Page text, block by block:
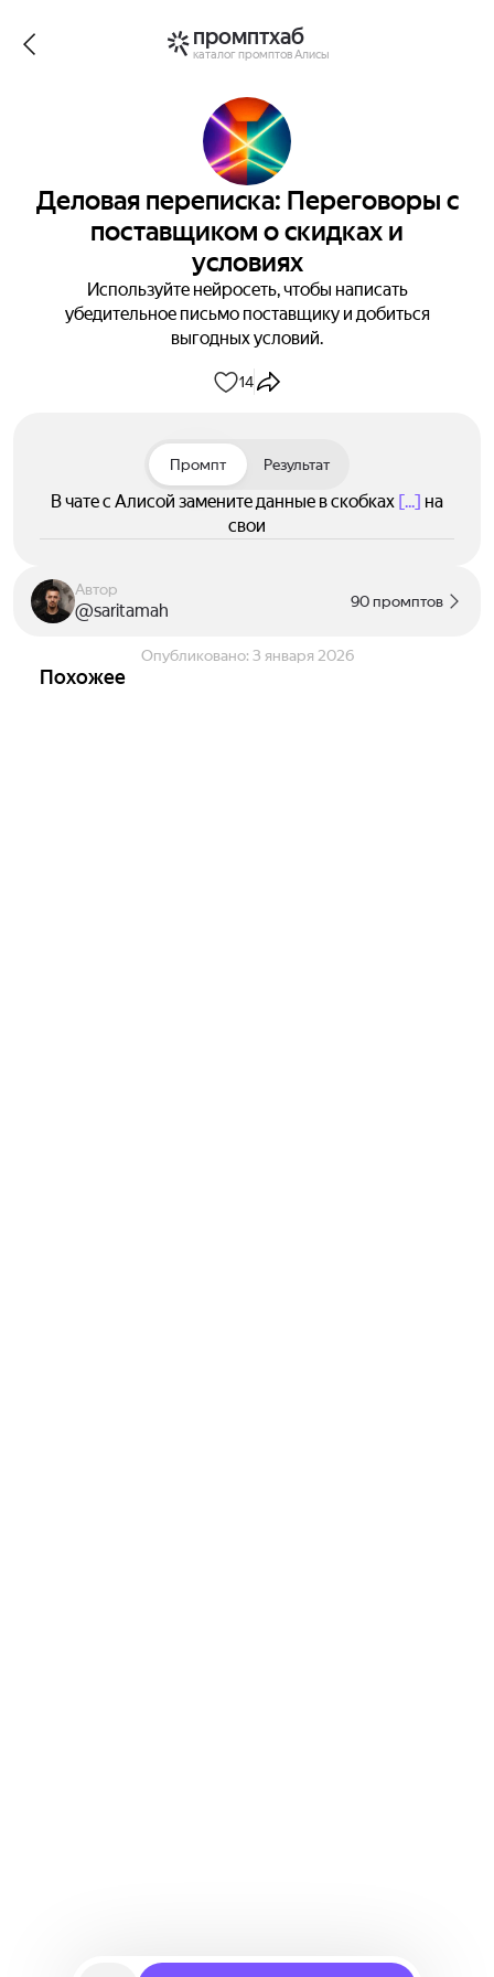
промптхаб
каталог промптов Алисы
Деловая переписка: Переговоры с
поставщиком о скидках и
условиях
Используйте нейросеть, чтобы написать
убедительное письмо поставщику и добиться
выгодных условий.
14
Промпт Результат
В чате с Алисой замените данные в скобках [...] на
свои
Автор
@saritamah 90 промптов
Опубликовано: 3 января 2026
Похожее